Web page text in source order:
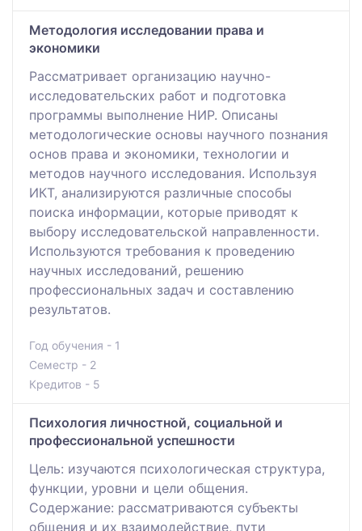
Методология исследовании права и
экономики
Рассматривает организацию научно-
исследовательских работ и подготовка
программы выполнение НИР. Описаны
методологические основы научного познания
основ права и экономики, технологии и
методов научного исследования. Используя
ИКТ, анализируются различные способы
поиска информации, которые приводят к
выбору исследовательской направленности.
Используются требования к проведению
научных исследований, решению
профессиональных задач и составлению
результатов.
Год обучения - 1
Семестр - 2
Кредитов - 5
Психология личностной, социальной и
профессиональной успешности
Цель: изучаются психологическая структура,
функции, уровни и цели общения.
Содержание: рассматриваются субъекты
общения и их взаимодействие, пути